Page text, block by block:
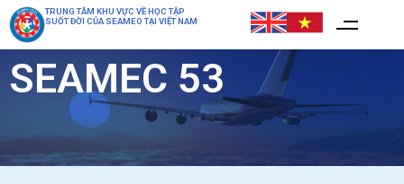
TRUNG TÂM KHU VỰC VỀ HỌC TẬP
SUỐT ĐỜI CỦA SEAMEO TẠI VIỆT NAM
SEAMEC 53